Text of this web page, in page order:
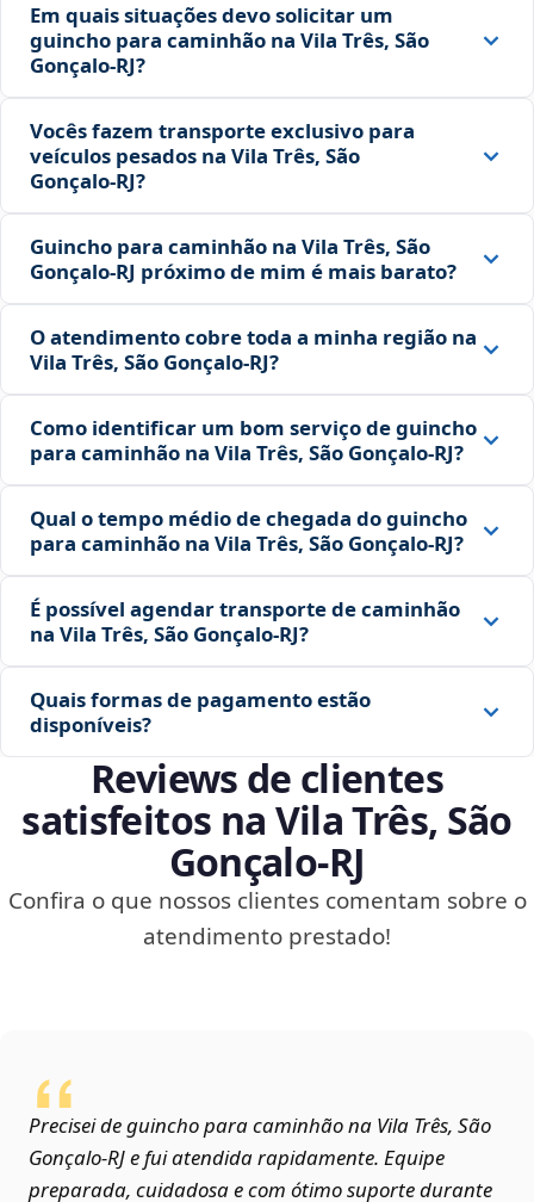
Em quais situações devo solicitar um
guincho para caminhão na Vila Três, São
Gonçalo‑RJ?
Vocês fazem transporte exclusivo para
veículos pesados na Vila Três, São
Gonçalo‑RJ?
Guincho para caminhão na Vila Três, São
Gonçalo‑RJ próximo de mim é mais barato?
O atendimento cobre toda a minha região na
Vila Três, São Gonçalo‑RJ?
Como identificar um bom serviço de guincho
para caminhão na Vila Três, São Gonçalo‑RJ?
Qual o tempo médio de chegada do guincho
para caminhão na Vila Três, São Gonçalo‑RJ?
É possível agendar transporte de caminhão
na Vila Três, São Gonçalo‑RJ?
Quais formas de pagamento estão
disponíveis?
Reviews de clientes
satisfeitos na Vila Três, São
Gonçalo‑RJ
Confira o que nossos clientes comentam sobre o
atendimento prestado!
Precisei de guincho para caminhão na Vila Três, São
Gonçalo‑RJ e fui atendida rapidamente. Equipe
preparada, cuidadosa e com ótimo suporte durante